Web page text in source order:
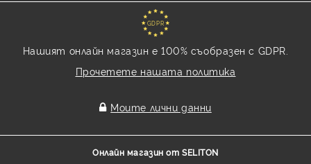
GDPR
Нашият онлайн магазин е 100% съобразен с GDPR.
Прочетете нашата политика
Моите лични данни
Онлайн магазин от SELITON